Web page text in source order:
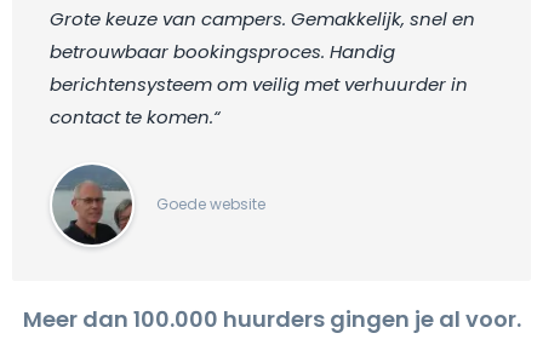
Grote keuze van campers. Gemakkelijk, snel en
betrouwbaar bookingsproces. Handig
berichtensysteem om veilig met verhuurder in
contact te komen.“
Goede website
Meer dan 100.000 huurders gingen je al voor.